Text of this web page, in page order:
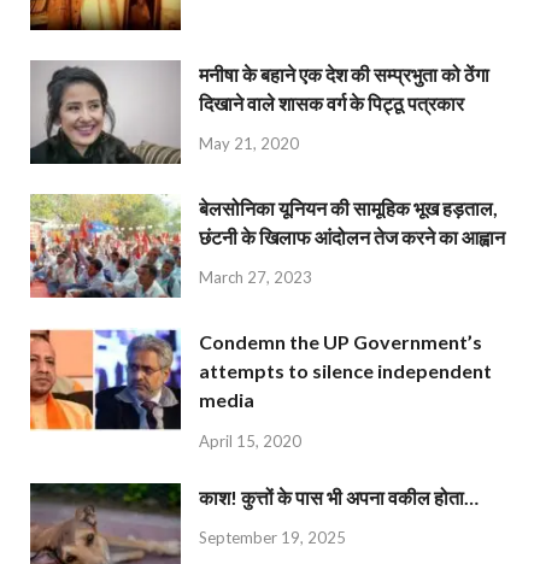
मनीषा के बहाने एक देश की सम्प्रभुता को ठेंगा
दिखाने वाले शासक वर्ग के पिट्ठू पत्रकार
May 21, 2020
बेलसोनिका यूनियन की सामूहिक भूख हड़ताल,
छंटनी के खिलाफ आंदोलन तेज करने का आह्वान
March 27, 2023
Condemn the UP Government’s
attempts to silence independent
media
April 15, 2020
काश! कुत्तों के पास भी अपना वकील होता…
September 19, 2025